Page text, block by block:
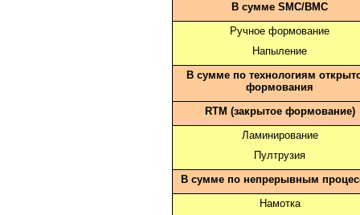
В сумме SMC/BMC
Ручное формование
Напыление
В сумме по технологиям
формования
RTM (закрытое формование)
Ламинирование
Пултрузия
В сумме по непрерывным
Намотка